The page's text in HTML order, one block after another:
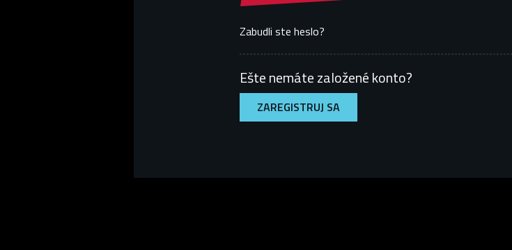
Zabudli ste heslo?
Ešte nemáte založené konto?
ZAREGISTRUJ SA